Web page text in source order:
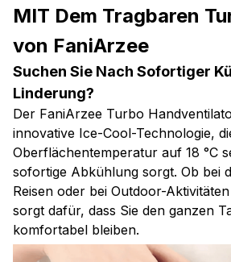
MIT Dem Tragbaren
von FaniArzee
Suchen Sie Nach Sofortiger
Linderung?
Der FaniArzee Turbo
innovative Ice-Cool-Technologie,
Oberflächentemperatur auf 18 °C
sofortige Abkühlung sorgt. Ob bei
Reisen oder bei Outdoor-
sorgt dafür, dass Sie den ganzen
komfortabel bleiben.